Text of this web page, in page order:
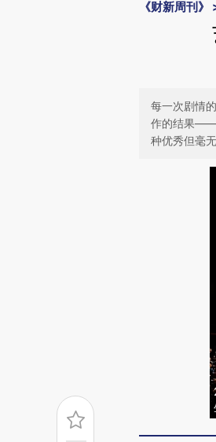
《财新周刊》
每一次剧情
作的结果——
种优秀但毫